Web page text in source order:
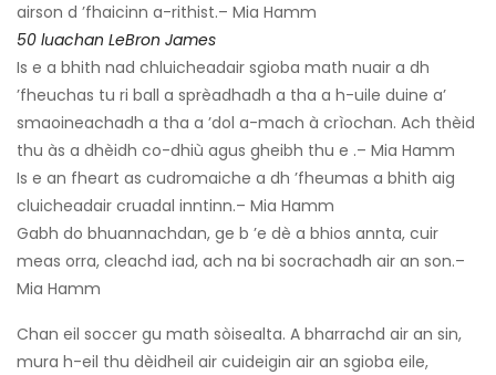
airson d ’fhaicinn a-rithist.– Mia Hamm
50 luachan LeBron James
Is e a bhith nad chluicheadair sgioba math nuair a dh
’fheuchas tu ri ball a sprèadhadh a tha a h-uile duine a’
smaoineachadh a tha a ’dol a-mach à crìochan. Ach thèid
thu às a dhèidh co-dhiù agus gheibh thu e .– Mia Hamm
Is e an fheart as cudromaiche a dh ’fheumas a bhith aig
cluicheadair cruadal inntinn.– Mia Hamm
Gabh do bhuannachdan, ge b ’e dè a bhios annta, cuir
meas orra, cleachd iad, ach na bi socrachadh air an son.–
Mia Hamm
Chan eil soccer gu math sòisealta. A bharrachd air an sin,
mura h-eil thu dèidheil air cuideigin air an sgioba eile,